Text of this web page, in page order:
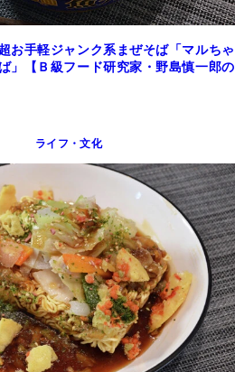
お手軽ジャンク系まぜそば「マルちゃ
」【Ｂ級フード研究家・野島慎一郎の
ライフ・文化